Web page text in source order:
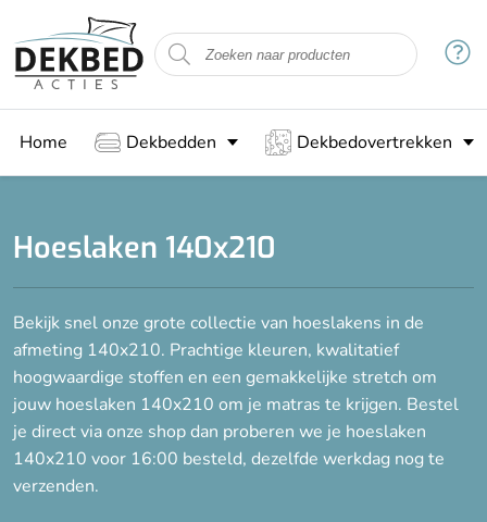
Home Dekbedden Dekbedovertrekken
Hoeslaken 140x210
Bekijk snel onze grote collectie van hoeslakens in de
afmeting 140x210. Prachtige kleuren, kwalitatief
hoogwaardige stoffen en een gemakkelijke stretch om
jouw hoeslaken 140x210 om je matras te krijgen. Bestel
je direct via onze shop dan proberen we je hoeslaken
140x210 voor 16:00 besteld, dezelfde werkdag nog te
verzenden.
Filteren
Type matras
Dikke matras (tot 35 cm
hoog)
hoog)
Stof
Dubbel jersey
Katoen
Hoogte